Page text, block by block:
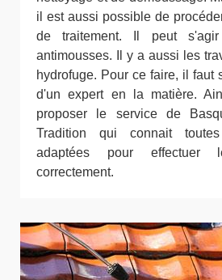
il est aussi possible de
de traitement. Il peut s'agir
antimousses. Il y a aussi les
hydrofuge. Pour ce faire, il faut
d'un expert en la matière.
proposer le service de
Tradition qui connait
adaptées pour effectuer
correctement.